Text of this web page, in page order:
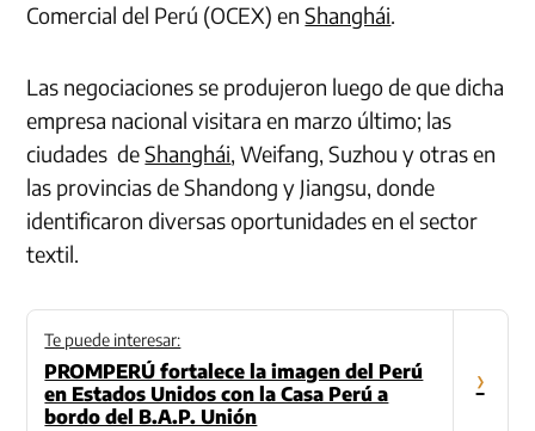
Comercial del Perú (OCEX) enShanghái.
Las negociaciones se produjeron luego de que dicha
empresa nacional visitara en marzo último; las
ciudades deShanghái, Weifang, Suzhou y otras en
las provincias de Shandong y Jiangsu, donde
identificaron diversas oportunidades en el sector
textil.
Te puede interesar:
PROMPERÚ fortalece la imagen del Perú
en Estados Unidos con la Casa Perú a
bordo del B.A.P. Unión
›